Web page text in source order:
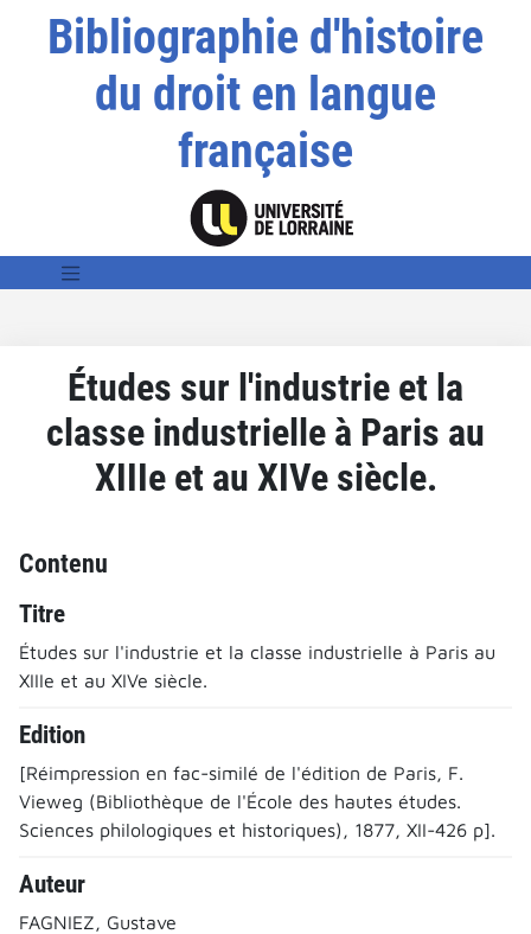
Bibliographie d'histoire
du droit en langue
française
Études sur l'industrie et la
classe industrielle à Paris au
XIIIe et au XIVe siècle.
Contenu
Titre
Études sur l'industrie et la classe industrielle à Paris au
XIIIe et au XIVe siècle.
Edition
[Réimpression en fac-similé de l'édition de Paris, F.
Vieweg (Bibliothèque de l'École des hautes études.
Sciences philologiques et historiques), 1877, XII-426 p].
Auteur
FAGNIEZ, Gustave